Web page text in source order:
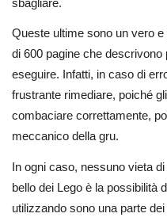
Queste ultime sono un vero
di 600 pagine che
eseguire. Infatti, in caso di
frustrante rimediare, poiché
combaciare correttamente,
meccanico della gru.
In ogni caso, nessuno vieta
bello dei Lego è la possibilità
utilizzando sono una parte